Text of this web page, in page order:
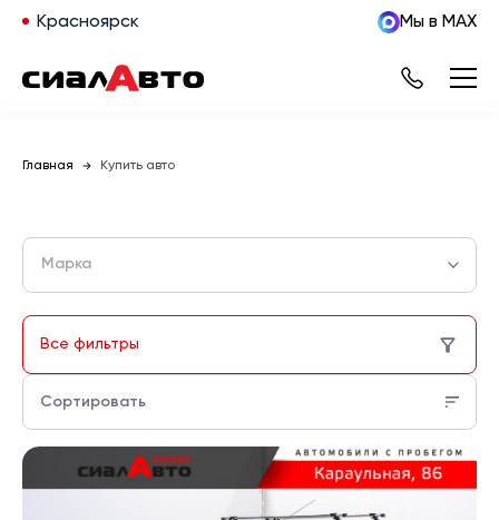
Красноярск Мы в MAX
Главная Купить авто
Марка
Все фильтры
Сортировать